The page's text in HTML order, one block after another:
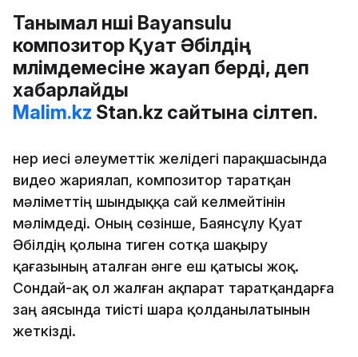
Танымал әнші Bayansulu
композитор Қуат Әбілдің
мәлімдемесіне жауап берді, деп
хабарлайды
Malim.kz Stan.kz сайтына сілтеп.
Өнер иесі әлеуметтік желідегі парақшасында
видео жариялап, композитор таратқан
мәліметтің шындыққа сай келмейтінін
мәлімдеді. Оның сөзінше, Баянсұлу Қуат
Әбілдің қолына тиген сотқа шақыру
қағазының аталған әнге еш қатысы жоқ.
Сондай-ақ ол жалған ақпарат таратқандарға
заң аясында тиісті шара қолданылатынын
жеткізді.